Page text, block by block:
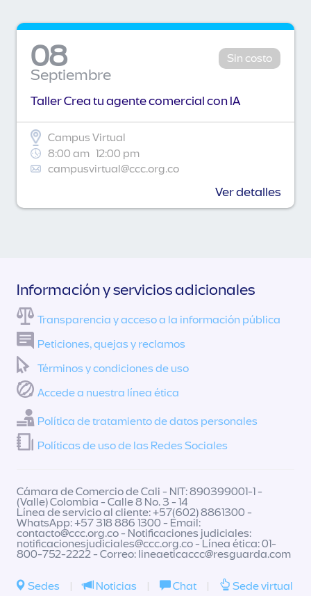
08
Septiembre
Sin costo
Taller Crea tu agente comercial con IA
Campus Virtual
8:00 am 12:00 pm
campusvirtual@ccc.org.co
Ver detalles
Información y servicios adicionales
Transparencia y acceso a la información pública
Peticiones, quejas y reclamos
Términos y condiciones de uso
Accede a nuestra línea ética
Política de tratamiento de datos personales
Políticas de uso de las Redes Sociales
Cámara de Comercio de Cali - NIT: 890399001-1 -
(Valle) Colombia - Calle 8 No. 3 - 14
Línea de servicio al cliente: +57(602) 8861300 -
WhatsApp: +57 318 886 1300 - Email:
contacto@ccc.org.co- Notificaciones judiciales:
notificacionesjudiciales@ccc.org.co- Línea ética: 01-
800-752-2222 - Correo: lineaeticaccc@resguarda.com
Sedes | Noticias | Chat | Sede virtual